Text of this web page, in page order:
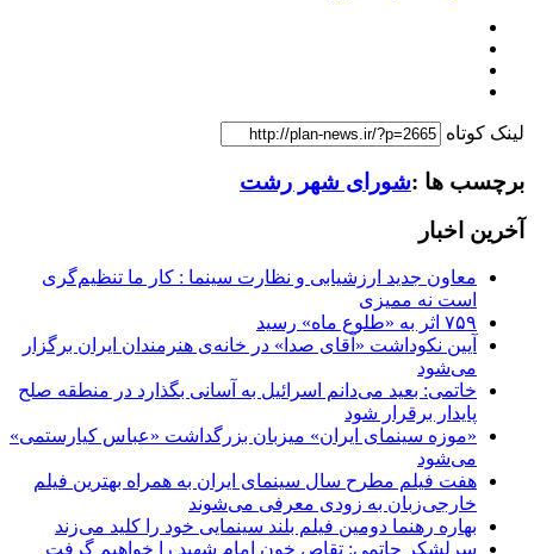
لینک کوتاه
برچسب ها :شورای شهر رشت
آخرین اخبار
معاون جدید ارزشیابی و نظارت سینما : کار ما تنظیم‌گری
است نه ممیزی
۷۵۹ اثر به «طلوع ماه» رسید
آیین نکوداشت «آقای صدا» در خانه‌ی هنرمندان ایران برگزار
می‌شود
خاتمی: بعید می‌دانم اسرائیل به آسانی بگذارد در منطقه صلح
پایدار برقرار شود
«موزه سینمای ایران» میزبان بزرگداشت «عباس کیارستمی»
می‌شود
هفت فیلم مطرح سال سینمای ایران به همراه بهترین فیلم
خارجی‌زبان به زودی معرفی می‌شوند
بهاره رهنما دومین فیلم بلند سینمایی خود را کلید می‌زند
سرلشکر حاتمی: تقاص خون امام شهید را خواهیم گرفت